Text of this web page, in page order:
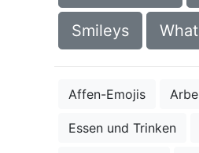
Smileys
Affen-Emojis
Essen und Trinken